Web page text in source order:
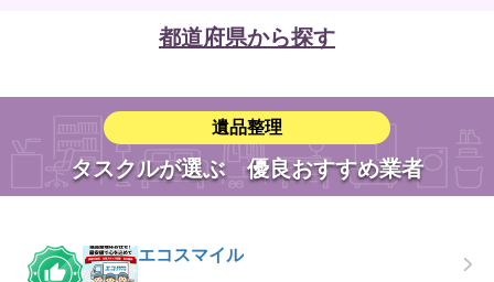
都道府県から探す
遺品整理
タスクルが選ぶ 優良おすすめ業者
エコスマイル